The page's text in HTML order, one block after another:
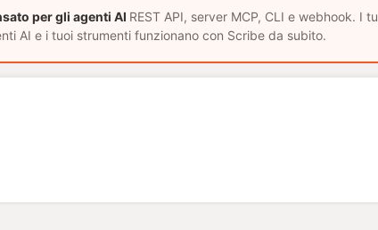
per gli agenti AI REST API, server MCP, CLI e webhook. I
AI e i tuoi strumenti funzionano con Scribe da subito.